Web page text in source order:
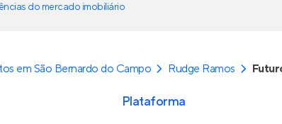
do mercado imobiliário
em São Bernardo do Campo Rudge Ramos
Plataforma